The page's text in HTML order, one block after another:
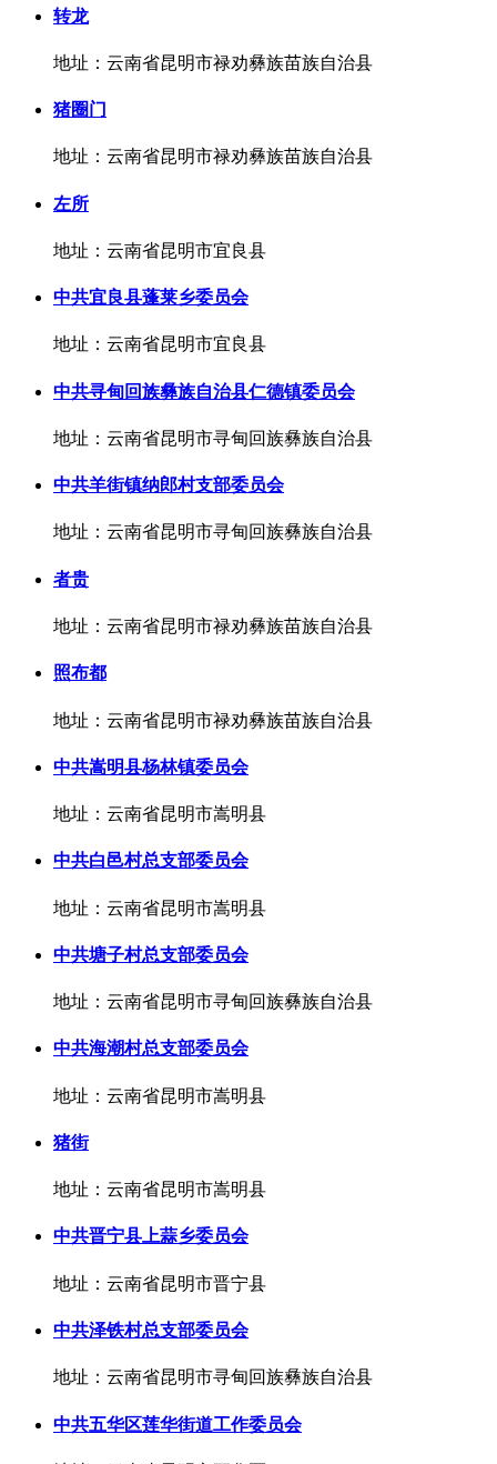
转龙
地址：云南省昆明市禄劝彝族苗族自治县
猪圈门
地址：云南省昆明市禄劝彝族苗族自治县
左所
地址：云南省昆明市宜良县
中共宜良县蓬莱乡委员会
地址：云南省昆明市宜良县
中共寻甸回族彝族自治县仁德镇委员会
地址：云南省昆明市寻甸回族彝族自治县
中共羊街镇纳郎村支部委员会
地址：云南省昆明市寻甸回族彝族自治县
者贵
地址：云南省昆明市禄劝彝族苗族自治县
照布都
地址：云南省昆明市禄劝彝族苗族自治县
中共嵩明县杨林镇委员会
地址：云南省昆明市嵩明县
中共白邑村总支部委员会
地址：云南省昆明市嵩明县
中共塘子村总支部委员会
地址：云南省昆明市寻甸回族彝族自治县
中共海潮村总支部委员会
地址：云南省昆明市嵩明县
猪街
地址：云南省昆明市嵩明县
中共晋宁县上蒜乡委员会
地址：云南省昆明市晋宁县
中共泽铁村总支部委员会
地址：云南省昆明市寻甸回族彝族自治县
中共五华区莲华街道工作委员会